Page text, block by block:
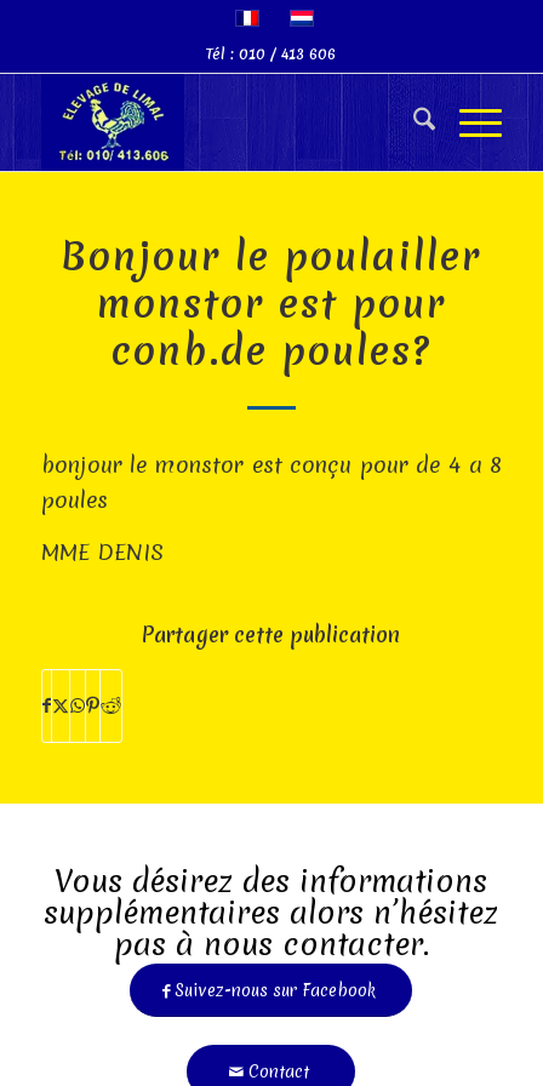
Tél : 010 / 413 606
Bonjour le poulailler
monstor est pour
conb.de poules?
bonjour le monstor est conçu pour de 4 a 8
poules
MME DENIS
Partager cette publication
Vous désirez des informations
supplémentaires alors n’hésitez
pas à nous contacter.
Suivez-nous sur Facebook
Contact